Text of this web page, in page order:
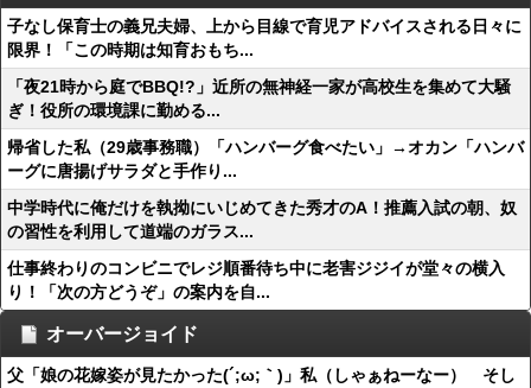
子なし保育士の義兄夫婦、上から目線で育児アドバイスされる日々に
限界！「この時期は知育おもち...
「夜21時から庭でBBQ!?」近所の無神経一家が高校生を集めて大騒
ぎ！役所の環境課に勤める...
帰省した私（29歳事務職）「ハンバーグ食べたい」→オカン「ハンバ
ーグに唐揚げサラダと手作り...
中学時代に俺だけを執拗にいじめてきた秀才のA！推薦入試の朝、奴
の習性を利用して道端のガラス...
仕事終わりのコンビニでレジ順番待ち中に老害ジジイが堂々の横入
り！「次の方どうぞ」の案内を自...
オーバージョイド
父「娘の花嫁姿が見たかった(´;ω;｀)」私（しゃぁねーなー） そし